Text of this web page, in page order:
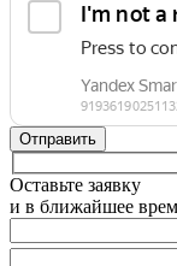
Оставьте заявку
и в ближайшее